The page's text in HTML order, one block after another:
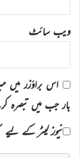
ویب‌ سائٹ
اس براؤزر میں
بار جب میں تبصرہ
نیوز لیٹر کے لیے